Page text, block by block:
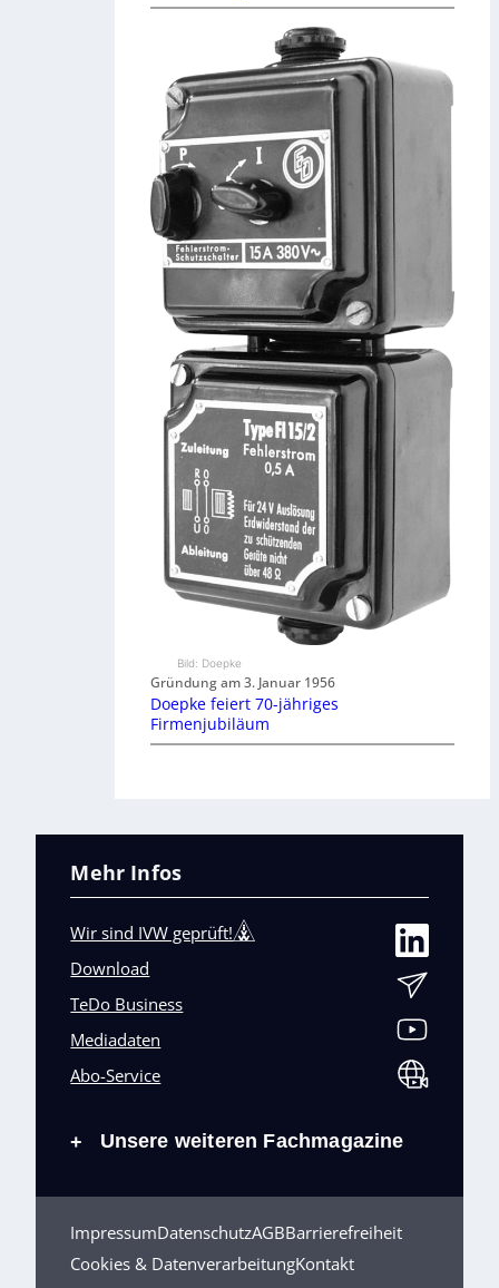
Bild: Doepke
Gründung am 3. Januar 1956
Doepke feiert 70-jähriges
Firmenjubiläum
Mehr Infos
Wir sind IVW geprüft!
Download
TeDo Business
Mediadaten
Abo-Service
+ Unsere weiteren Fachmagazine
ImpressumDatenschutzAGBBarrierefreiheit
Cookies & DatenverarbeitungKontakt